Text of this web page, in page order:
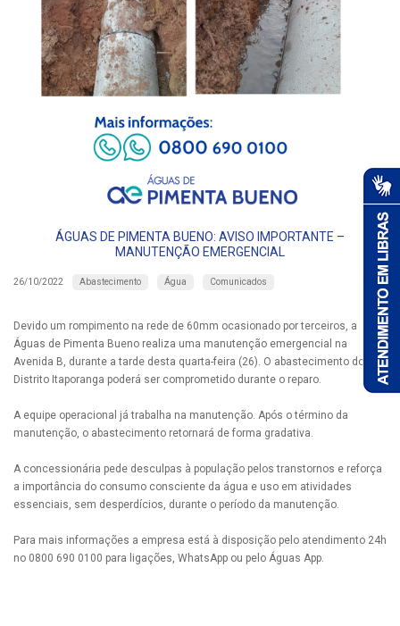
ÁGUAS DE PIMENTA BUENO: AVISO IMPORTANTE –
MANUTENÇÃO EMERGENCIAL
26/10/2022 Abastecimento Água Comunicados
Devido um rompimento na rede de 60mm ocasionado por terceiros, a
Águas de Pimenta Bueno realiza uma manutenção emergencial na
Avenida B, durante a tarde desta quarta-feira (26). O abastecimento do
Distrito Itaporanga poderá ser comprometido durante o reparo.
A equipe operacional já trabalha na manutenção. Após o término da
manutenção, o abastecimento retornará de forma gradativa.
A concessionária pede desculpas à população pelos transtornos e reforça
a importância do consumo consciente da água e uso em atividades
essenciais, sem desperdícios, durante o período da manutenção.
Para mais informações a empresa está à disposição pelo atendimento 24h
no 0800 690 0100 para ligações, WhatsApp ou pelo Águas App.